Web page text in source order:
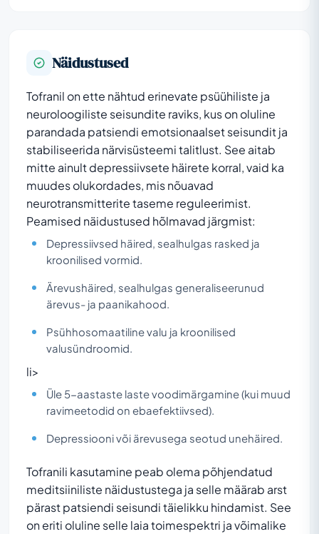
Näidustused
Tofranil on ette nähtud erinevate psüühiliste ja
neuroloogiliste seisundite raviks, kus on oluline
parandada patsiendi emotsionaalset seisundit ja
stabiliseerida närvisüsteemi talitlust. See aitab
mitte ainult depressiivsete häirete korral, vaid ka
muudes olukordades, mis nõuavad
neurotransmitterite taseme reguleerimist.
Peamised näidustused hõlmavad järgmist:
Depressiivsed häired, sealhulgas rasked ja
kroonilised vormid.
Ärevushäired, sealhulgas generaliseerunud
ärevus- ja paanikahood.
Psühhosomaatiline valu ja kroonilised
valusündroomid.
li>
Üle 5-aastaste laste voodimärgamine (kui muud
ravimeetodid on ebaefektiivsed).
Depressiooni või ärevusega seotud unehäired.
Tofranili kasutamine peab olema põhjendatud
meditsiiniliste näidustustega ja selle määrab arst
pärast patsiendi seisundi täielikku hindamist. See
on eriti oluline selle laia toimespektri ja võimalike